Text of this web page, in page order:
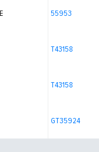
55953
T43158
T43158
GT35924